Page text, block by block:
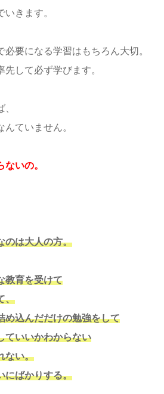
きます。
要になる学習はもちろん大切。
して必ず学びます。
ていません。
いの。
のは大人の方。
教育を受けて
、
め込んだだけの勉強をして
ていいかわからない
ない。
にばかりする。